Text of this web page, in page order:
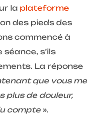
la plateforme
des pieds des
commencé à
s’ils
La réponse
que vous me
plus de douleur,
compte».